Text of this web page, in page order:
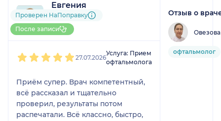
Евгения
1 отзыв
До 5 записей через
НаПоправку
Проверен НаПоправку
После записи
27.07.2026
Услуга: Прием
офтальмолога
Приём супер. Врач компетентный,
всё рассказал и тщательно
проверил, результаты потом
распечатали. Всё классно, быстро,
Отзыв о
офтальмолог